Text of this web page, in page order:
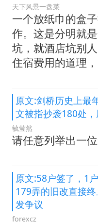
天下风景一盘菜
一个放纸巾的盒
作。这是分明就
坑，就酒店坑别
住宿费用的道理，
原文:剑桥历史上最
文被指抄袭180处
毓莹然
请任意列举出一
原文:58户签了，1
179弄的旧改直接
发争议
forexcz